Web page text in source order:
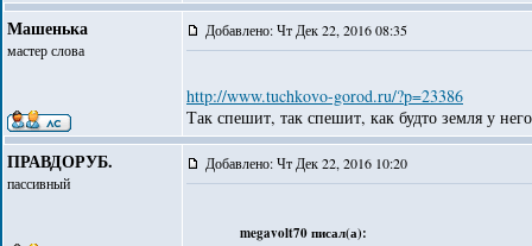
Машенька
мастер слова
Добавлено: Чт Дек 22, 2016 08:35
http://www.tuchkovo-gorod.ru/?p=23386
Так спешит, так спешит, как будто земля у
ПРАВДОРУБ.
пассивный
Добавлено: Чт Дек 22, 2016 10:20
megavolt70 писал(а):